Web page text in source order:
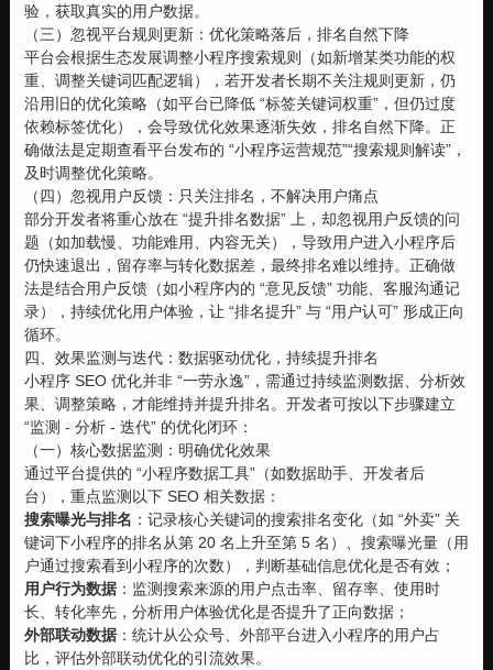
验，获取真实的用户数据。
（三）忽视平台规则更新：优化策略落后，排名自然下降
平台会根据生态发展调整小程序搜索规则（如新增某类功能的权
重、调整关键词匹配逻辑），若开发者长期不关注规则更新，仍
沿用旧的优化策略（如平台已降低 “标签关键词权重”，但仍过度
依赖标签优化），会导致优化效果逐渐失效，排名自然下降。正
确做法是定期查看平台发布的 “小程序运营规范”“搜索规则解读”，
及时调整优化策略。
（四）忽视用户反馈：只关注排名，不解决用户痛点
部分开发者将重心放在 “提升排名数据” 上，却忽视用户反馈的问
题（如加载慢、功能难用、内容无关），导致用户进入小程序后
仍快速退出，留存率与转化数据差，最终排名难以维持。正确做
法是结合用户反馈（如小程序内的 “意见反馈” 功能、客服沟通记
录），持续优化用户体验，让 “排名提升” 与 “用户认可” 形成正向
循环。
四、效果监测与迭代：数据驱动优化，持续提升排名
小程序 SEO 优化并非 “一劳永逸”，需通过持续监测数据、分析效
果、调整策略，才能维持并提升排名。开发者可按以下步骤建立
“监测 - 分析 - 迭代” 的优化闭环：
（一）核心数据监测：明确优化效果
通过平台提供的 “小程序数据工具”（如数据助手、开发者后
台），重点监测以下 SEO 相关数据：
搜索曝光与排名 ：记录核心关键词的搜索排名变化（如 “外卖” 关
键词下小程序的排名从第 20 名上升至第 5 名）、搜索曝光量（用
户通过搜索看到小程序的次数），判断基础信息优化是否有效；
用户行为数据：监测搜索来源的用户点击率、留存率、使用时
长、转化率先，分析用户体验优化是否提升了正向数据；
外部联动数据：统计从公众号、外部平台进入小程序的用户占
比，评估外部联动优化的引流效果。